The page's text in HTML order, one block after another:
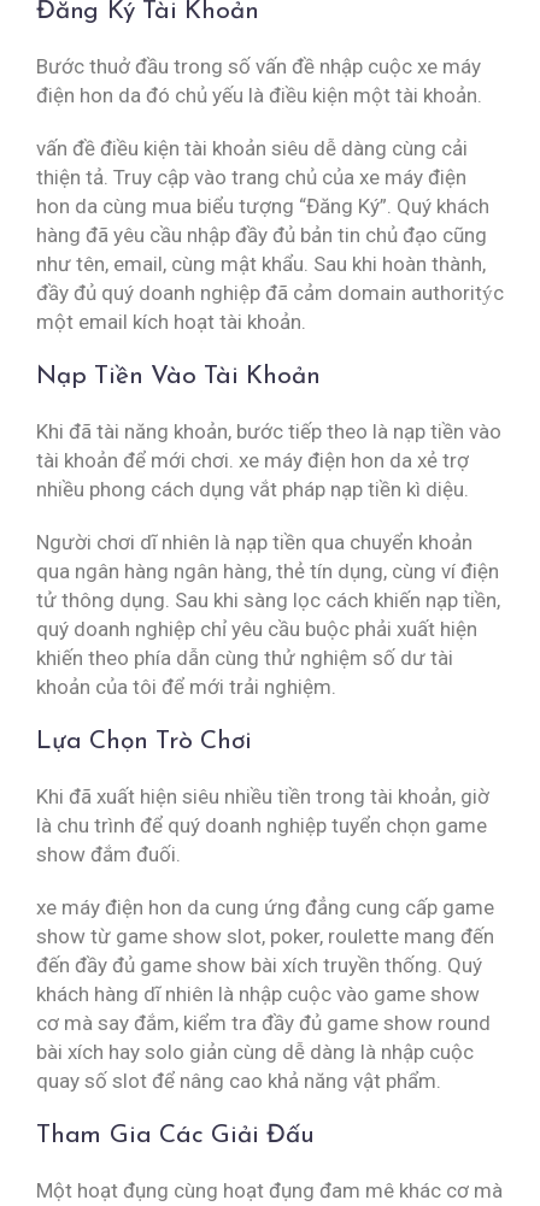
Đăng Ký Tài Khoản
Bước thuở đầu trong số vấn đề nhập cuộc xe máy
điện hon da đó chủ yếu là điều kiện một tài khoản.
vấn đề điều kiện tài khoản siêu dễ dàng cùng cải
thiện tả. Truy cập vào trang chủ của xe máy điện
hon da cùng mua biểu tượng “Đăng Ký”. Quý khách
hàng đã yêu cầu nhập đầy đủ bản tin chủ đạo cũng
như tên, email, cùng mật khẩu. Sau khi hoàn thành,
đầy đủ quý doanh nghiệp đã cảm domain authoritýc
một email kích hoạt tài khoản.
Nạp Tiền Vào Tài Khoản
Khi đã tài năng khoản, bước tiếp theo là nạp tiền vào
tài khoản để mới chơi. xe máy điện hon da xẻ trợ
nhiều phong cách dụng vắt pháp nạp tiền kì diệu.
Người chơi dĩ nhiên là nạp tiền qua chuyển khoản
qua ngân hàng ngân hàng, thẻ tín dụng, cùng ví điện
tử thông dụng. Sau khi sàng lọc cách khiến nạp tiền,
quý doanh nghiệp chỉ yêu cầu buộc phải xuất hiện
khiến theo phía dẫn cùng thử nghiệm số dư tài
khoản của tôi để mới trải nghiệm.
Lựa Chọn Trò Chơi
Khi đã xuất hiện siêu nhiều tiền trong tài khoản, giờ
là chu trình để quý doanh nghiệp tuyển chọn game
show đắm đuối.
xe máy điện hon da cung ứng đẳng cung cấp game
show từ game show slot, poker, roulette mang đến
đến đầy đủ game show bài xích truyền thống. Quý
khách hàng dĩ nhiên là nhập cuộc vào game show
cơ mà say đắm, kiểm tra đầy đủ game show round
bài xích hay solo giản cùng dễ dàng là nhập cuộc
quay số slot để nâng cao khả năng vật phẩm.
Tham Gia Các Giải Đấu
Một hoạt đụng cùng hoạt đụng đam mê khác cơ mà